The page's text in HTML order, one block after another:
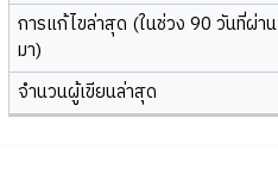
การแก้ไขล่าสุด (ในช่วง 90 วันที่ผ่าน
มา)
จำนวนผู้เขียนล่าสุด